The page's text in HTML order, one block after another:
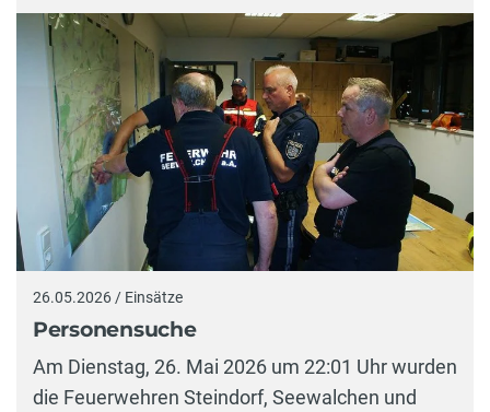
26.05.2026 / Einsätze
Personensuche
Am Dienstag, 26. Mai 2026 um 22:01 Uhr wurden
die Feuerwehren Steindorf, Seewalchen und